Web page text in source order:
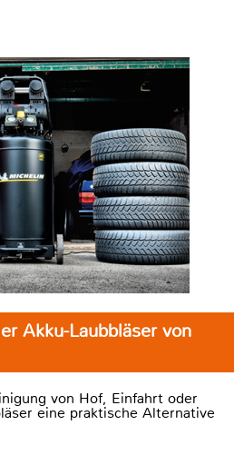
Akku-Laubbläser von
von Hof, Einfahrt oder
eine praktische Alternative